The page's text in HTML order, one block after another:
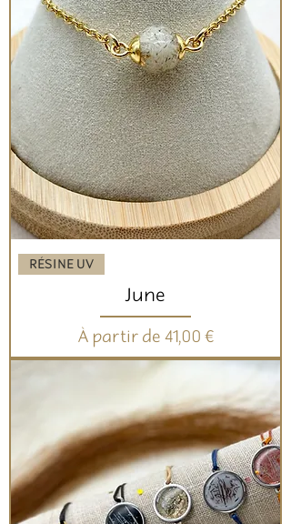
RÉSINE UV
June
À partir de 41,00 €
Prix promotionnel